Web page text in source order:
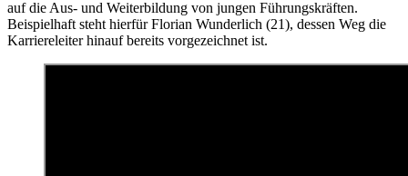
auf die Aus- und Weiterbildung von jungen Führungskräften.
Beispielhaft steht hierfür Florian Wunderlich (21), dessen Weg die
Karriereleiter hinauf bereits vorgezeichnet ist.